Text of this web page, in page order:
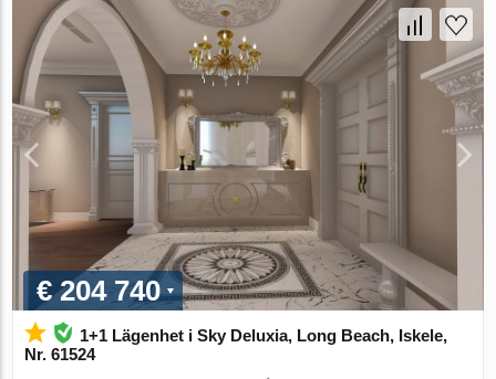
€ 204 740
1+1 Lägenhet i Sky Deluxia, Long Beach, Iskele,
Nr. 61524